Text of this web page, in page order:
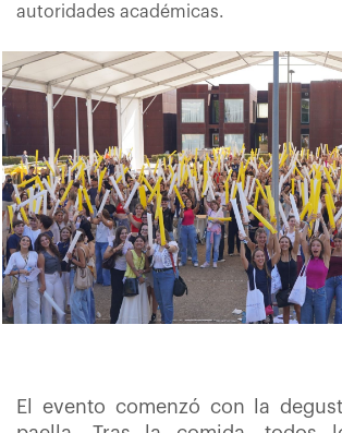
autoridades académicas.
El evento comenzó con la